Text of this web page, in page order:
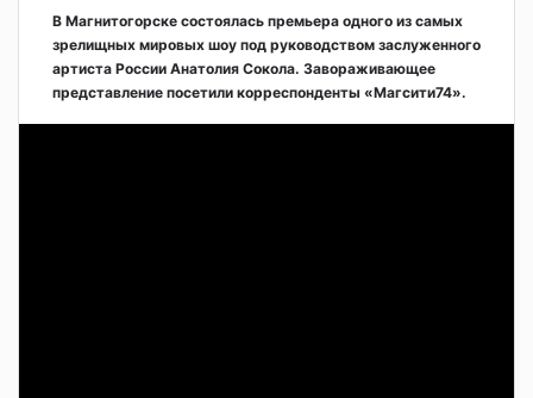
В Магнитогорске состоялась премьера одного из самых
зрелищных мировых шоу под руководством заслуженного
артиста России Анатолия Сокола. Завораживающее
представление посетили корреспонденты «Магсити74».